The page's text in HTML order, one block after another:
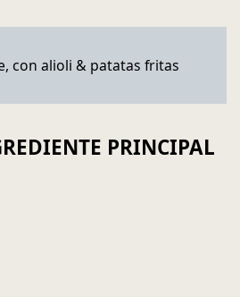
con alioli & patatas fritas
PRINCIPAL